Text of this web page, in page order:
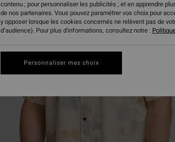
contenu ; pour personnaliser les publicités ; et en apprendre
de nos partenaires. Vous pouvez paramétrer vos choix pour
y opposer lorsque les cookies concernés ne relèvent pas de
d’audience). Pour plus d'informations, consultez notre :
Personnaliser mes choix